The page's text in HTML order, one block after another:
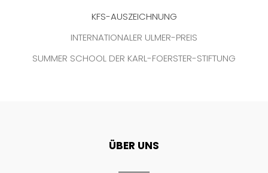
KFS-AUSZEICHNUNG
INTERNATIONALER ULMER-PREIS
SUMMER SCHOOL DER KARL-FOERSTER-STIFTUNG
ÜBER UNS